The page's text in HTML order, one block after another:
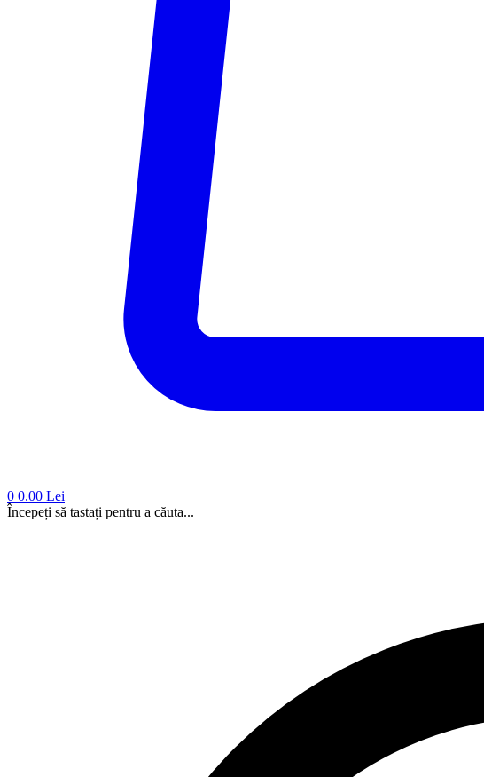
0 0.00 Lei
Începeți să tastați pentru a căuta...